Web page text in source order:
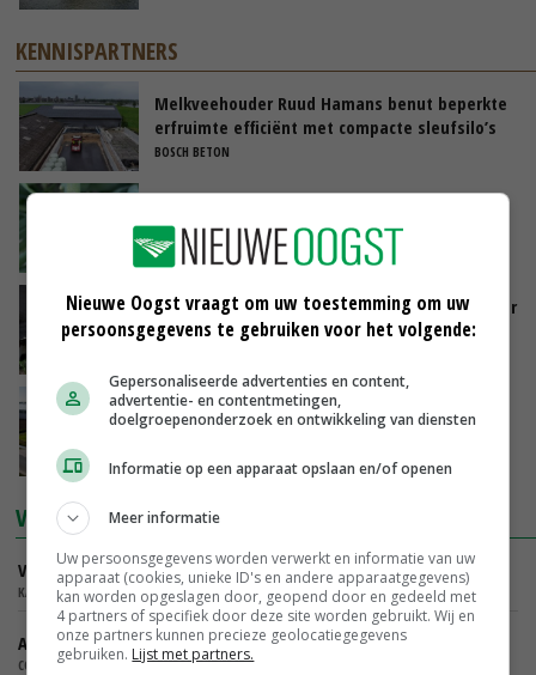
KENNISPARTNERS
Melkveehouder Ruud Hamans benut beperkte
erfruimte efficiënt met compacte sleufsilo’s
BOSCH BETON
bladvlekkenziekte en stemphylium
BAYER CROP SCIENCE
Tips voor het voeren van koeien bij warm weer
Goede huisvesting draagt bij aan chrysanten
van hoge kwaliteit
VACATURES
Verkoper Binnendienst Glastuinbouw
KARO BV - ZWAAGDIJK, NOORD-HOLLAND,
Accountmanager Organische Bodemverbeteraars
COMGOED B.V. - NL
Nieuwe Oogst vraagt om uw toestemming om uw
persoonsgegevens te gebruiken voor het volgende:
Gepersonaliseerde advertenties en content,
advertentie- en contentmetingen,
doelgroepenonderzoek en ontwikkeling van diensten
Informatie op een apparaat opslaan en/of openen
Meer informatie
Uw persoonsgegevens worden verwerkt en informatie van uw
apparaat (cookies, unieke ID's en andere apparaatgegevens)
kan worden opgeslagen door, geopend door en gedeeld met
4 partners of specifiek door deze site worden gebruikt. Wij en
onze partners kunnen precieze geolocatiegegevens
gebruiken. Lijst met partners.